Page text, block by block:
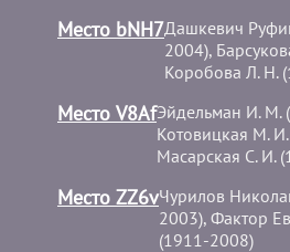
Место bNH7Дашкевич
2004),
Коробова Л. Н.
Место V8AfЭйдельман И. М.
Котовицкая М.
Масарская С. И.
Место ZZ6vЧурилов
2003), Фактор
(1911-2008)